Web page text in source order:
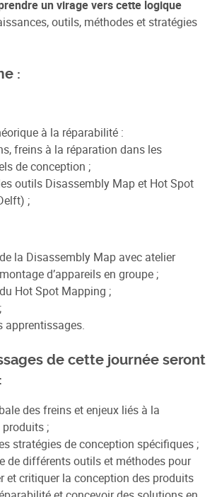
un virage vers cette logique
outils, méthodes et stratégies
:
à la réparabilité :
freins à la réparation dans les
de conception ;
outils Disassembly Map et Hot Spot
;
la Disassembly Map avec atelier
d’appareils en groupe ;
Hot Spot Mapping ;
apprentissages.
de cette journée seront
des freins et enjeux liés à la
;
stratégies de conception spécifiques ;
de différents outils et méthodes pour
et critiquer la conception des produits